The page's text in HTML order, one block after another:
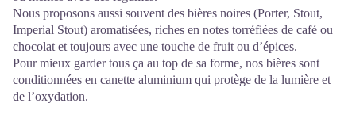
Nous proposons aussi souvent des bières noires (Porter, Stout,
Imperial Stout) aromatisées, riches en notes torréfiées de café ou
chocolat et toujours avec une touche de fruit ou d’épices.
Pour mieux garder tous ça au top de sa forme, nos bières sont
conditionnées en canette aluminium qui protège de la lumière et
de l’oxydation.